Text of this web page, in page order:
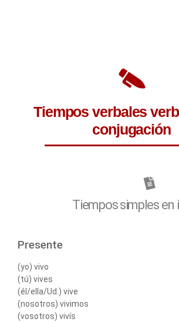
Tiempos verbales
conjugación
Tiempos simples en
Presente
(yo) vivo
(tú) vives
(él/ella/Ud.) vive
(nosotros) vivimos
(vosotros) vivís